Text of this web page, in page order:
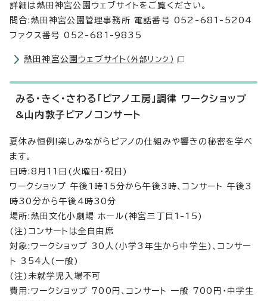
詳細は熱田神宮公園ウェブサイトをご覧ください。
問合:熱田神宮公園管理事務所 電話番号 052-681-5204
ファクス番号 052-681-9835
熱田神宮公園ウェブサイト （外部リンク）
みる・きく・さわる「ピアノ工房」調律 ワークショップ
&山内敦子ピアノコンサート
夏休み恒例!楽しみながらピアノの仕組みや響きの秘密を学べ
ます。
日時:8月11日(火曜日・祝日)
ワークショップ 午後1時15分から午後3時、コンサート 午後3
時30分から午後4時30分
場所:熱田文化小劇場 ホール(神宮三丁目1-15)
(注)コンサートは全自由席
対象:ワークショップ 30人(小学3年生から中学生)、コンサー
ト 354人(一般)
(注)未就学児入場不可
費用:ワークショップ 700円、コンサート 一般 700円・中学生